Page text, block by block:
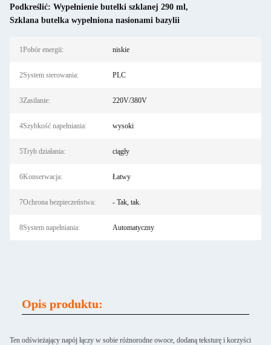
Podkreślić: Wypełnienie butelki szklanej 290 ml,
Szklana butelka wypełniona nasionami bazylii
1Pobór energii: niskie
2System sterowania: PLC
3Zasilanie: 220V/380V
4Szybkość napełniania: wysoki
5Tryb działania: ciągły
6Konserwacja: Łatwy
7Ochrona bezpieczeństwa: - Tak, tak.
8System napełniania: Automatyczny
Opis produktu:
Ten odświeżający napój łączy w sobie różnorodne owoce, dodaną teksturę i korzyści